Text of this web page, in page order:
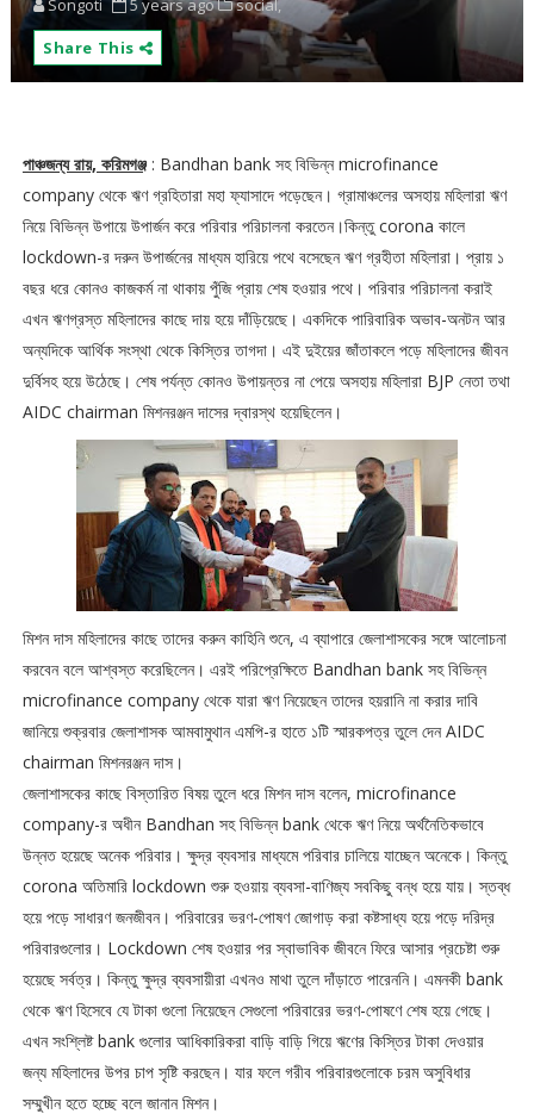
Songoti 5 years ago
social,
Share This
পাঞ্চজন্য রায়, করিমগঞ্জ: Bandhan bank সহ বিভিন্ন microfinance
company থেকে ঋণ গ্রহিতারা মহা ফ্যাসাদে পড়েছেন। গ্রামাঞ্চলের অসহায় মহিলারা ঋণ
নিয়ে বিভিন্ন উপায়ে উপার্জন করে পরিবার পরিচালনা করতেন।কিন্তু corona কালে
lockdown-র দরুন উপার্জনের মাধ্যম হারিয়ে পথে বসেছেন ঋণ গ্রহীতা মহিলারা। প্রায় ১
বছর ধরে কোনও কাজকর্ম না থাকায় পুঁজি প্রায় শেষ হওয়ার পথে। পরিবার পরিচালনা করাই
এখন ঋণগ্রস্ত মহিলাদের কাছে দায় হয়ে দাঁড়িয়েছে। একদিকে পারিবারিক অভাব-অনটন আর
অন্যদিকে আর্থিক সংস্থা থেকে কিস্তির তাগদা। এই দুইয়ের জাঁতাকলে পড়ে মহিলাদের জীবন
দুর্বিসহ হয়ে উঠেছে। শেষ পর্যন্ত কোনও উপায়ন্তর না পেয়ে অসহায় মহিলারা BJP নেতা তথা
AIDC chairman মিশনরঞ্জন দাসের দ্বারস্থ হয়েছিলেন।
মিশন দাস মহিলাদের কাছে তাদের করুন কাহিনি শুনে, এ ব্যাপারে জেলাশাসকের সঙ্গে আলোচনা
করবেন বলে আশ্বস্ত করেছিলেন। এরই পরিপ্রেক্ষিতে Bandhan bank সহ বিভিন্ন
microfinance company থেকে যারা ঋণ নিয়েছেন তাদের হয়রানি না করার দাবি
জানিয়ে শুক্রবার জেলাশাসক আমবামুথান এমপি-র হাতে ১টি স্মারকপত্র তুলে দেন AIDC
chairman মিশনরঞ্জন দাস।
জেলাশাসকের কাছে বিস্তারিত বিষয় তুলে ধরে মিশন দাস বলেন, microfinance
company-র অধীন Bandhan সহ বিভিন্ন bank থেকে ঋণ নিয়ে অর্থনৈতিকভাবে
উন্নত হয়েছে অনেক পরিবার। ক্ষুদ্র ব্যবসার মাধ্যমে পরিবার চালিয়ে যাচ্ছেন অনেকে। কিন্তু
corona অতিমারি lockdown শুরু হওয়ায় ব্যবসা-বাণিজ্য সবকিছু বন্ধ হয়ে যায়। স্তব্ধ
হয়ে পড়ে সাধারণ জনজীবন। পরিবারের ভরণ-পোষণ জোগাড় করা কষ্টসাধ্য হয়ে পড়ে দরিদ্র
পরিবারগুলোর। Lockdown শেষ হওয়ার পর স্বাভাবিক জীবনে ফিরে আসার প্রচেষ্টা শুরু
হয়েছে সর্বত্র। কিন্তু ক্ষুদ্র ব্যবসায়ীরা এখনও মাথা তুলে দাঁড়াতে পারেননি। এমনকী bank
থেকে ঋণ হিসেবে যে টাকা গুলো নিয়েছেন সেগুলো পরিবারের ভরণ-পোষণে শেষ হয়ে গেছে।
এখন সংশ্লিষ্ট bank গুলোর আধিকারিকরা বাড়ি বাড়ি গিয়ে ঋণের কিস্তির টাকা দেওয়ার
জন্য মহিলাদের উপর চাপ সৃষ্টি করছেন। যার ফলে গরীব পরিবারগুলোকে চরম অসুবিধার
সম্মুখীন হতে হচ্ছে বলে জানান মিশন।